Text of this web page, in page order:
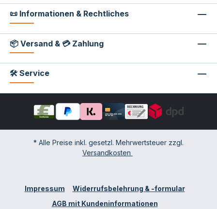
📜 Informationen & Rechtliches
📦 Versand & 💳 Zahlung
🛠 Service
* Alle Preise inkl. gesetzl. Mehrwertsteuer zzgl.
Versandkosten
Impressum
Widerrufsbelehrung & -formular
AGB mit Kundeninformationen